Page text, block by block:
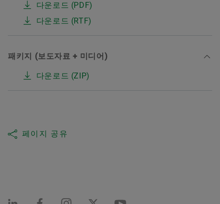
다운로드 (PDF)
다운로드 (RTF)
패키지 (보도자료 + 미디어)
다운로드 (ZIP)
페이지 공유